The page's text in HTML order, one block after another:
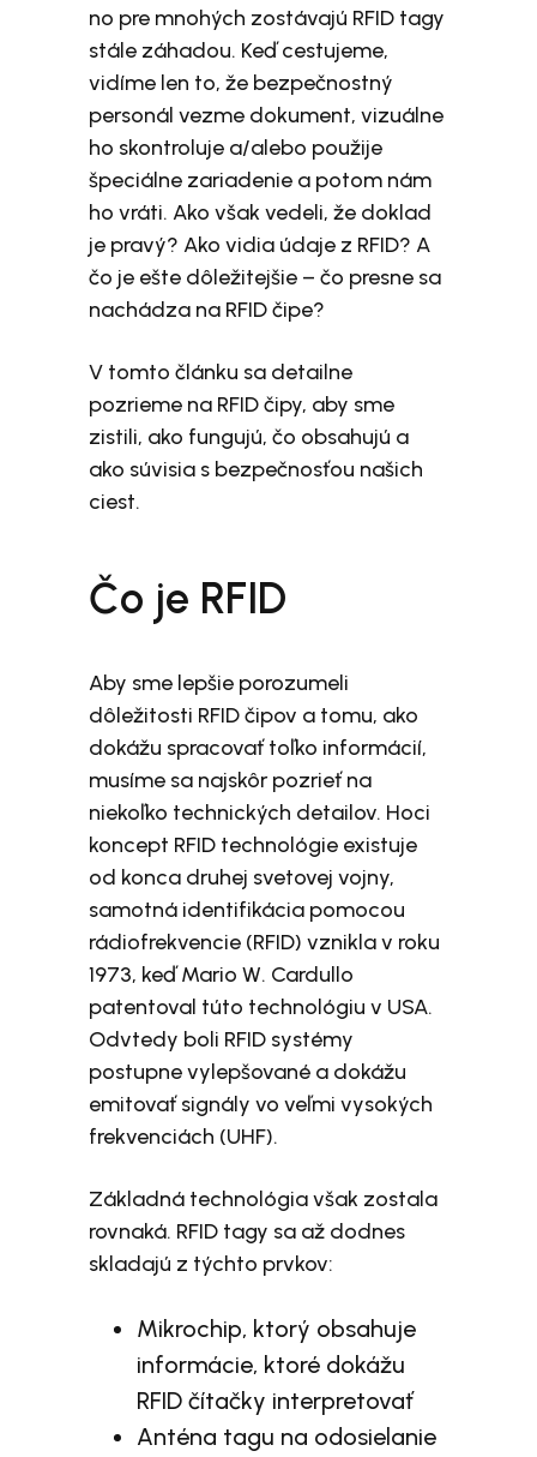
no pre mnohých zostávajú RFID tagy
stále záhadou. Keď cestujeme,
vidíme len to, že bezpečnostný
personál vezme dokument, vizuálne
ho skontroluje a/alebo použije
špeciálne zariadenie a potom nám
ho vráti. Ako však vedeli, že doklad
je pravý? Ako vidia údaje z RFID? A
čo je ešte dôležitejšie – čo presne sa
nachádza na RFID čipe?
V tomto článku sa detailne
pozrieme na RFID čipy, aby sme
zistili, ako fungujú, čo obsahujú a
ako súvisia s bezpečnosťou našich
ciest.
Čo je RFID
Aby sme lepšie porozumeli
dôležitosti RFID čipov a tomu, ako
dokážu spracovať toľko informácií,
musíme sa najskôr pozrieť na
niekoľko technických detailov. Hoci
koncept RFID technológie existuje
od konca druhej svetovej vojny,
samotná identifikácia pomocou
rádiofrekvencie (RFID) vznikla v roku
1973, keď Mario W. Cardullo
patentoval túto technológiu v USA.
Odvtedy boli RFID systémy
postupne vylepšované a dokážu
emitovať signály vo veľmi vysokých
frekvenciách (UHF).
Základná technológia však zostala
rovnaká. RFID tagy sa až dodnes
skladajú z týchto prvkov:
Mikrochip, ktorý obsahuje
informácie, ktoré dokážu
RFID čítačky interpretovať
Anténa tagu na odosielanie